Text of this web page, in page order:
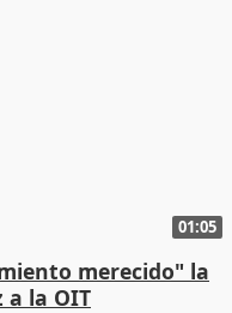
01:05
merecido" la
a la OIT